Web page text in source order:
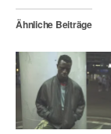
Ähnliche Beiträge